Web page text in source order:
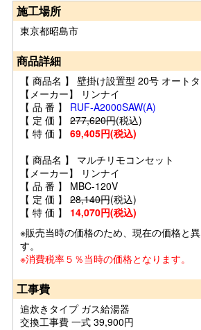
施工場所
東京都昭島市
商品詳細
【 商品名 】 壁掛け設置型 20号 オート
【メーカー】 リンナイ
【 品 番 】 RUF-A2000SAW(A)
【 定 価 】 277,620円(税込)
【 特 価 】 69,405円(税込)
【 商品名 】 マルチリモコンセット
【メーカー】 リンナイ
【 品 番 】 MBC-120V
【 定 価 】 28,140円(税込)
【 特 価 】 14,070円(税込)
※販売当時の価格のため、現在の価格と
す。
※消費税率５％当時の価格となります。
工事費
追炊きタイプ ガス給湯器
交換工事費 一式 39,900円